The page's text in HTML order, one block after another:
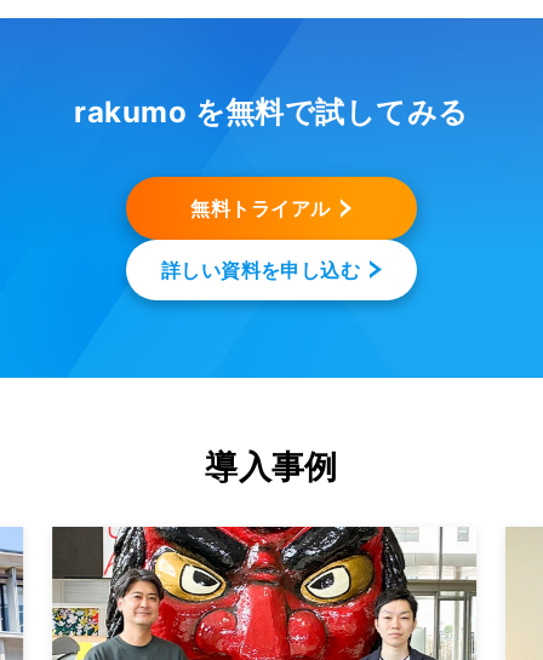
rakumo を無料で試してみる
無料トライアル
詳しい資料を申し込む
導入事例